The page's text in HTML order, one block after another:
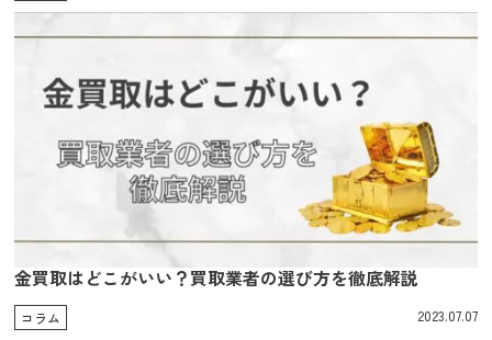
金買取はどこがいい？買取業者の選び方を徹底解説
コラム 2023.07.07